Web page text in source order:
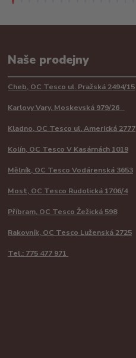
Naše prodejny
Cheb, OC Tesco ul. Pražská 2494/15
Karlovy Vary, Moskevská 979/26
Kladno, OC Tesco ul. Americká 2777
Kolín, OC Tesco V Kasárnách 1019
Mělník, OC Tesco Vodárenská 3653
Most, OC Tesco Rudolická 1706/4
Příbram, OC Tesco Žežická 598
Rakovník, OC Tesco Luženská 2725
Tel.: 775 477 971